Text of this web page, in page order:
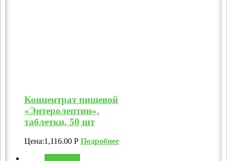
Концентрат пищевой
«Энтеролептин»,
таблетки, 50 шт
Цена:1,116.00 Р Подробнее